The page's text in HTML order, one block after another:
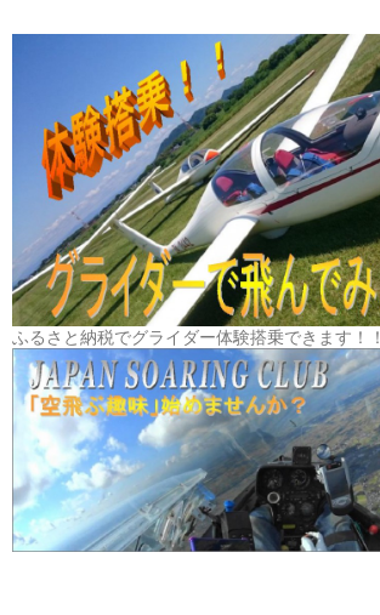
ふるさと納税でグライダー体験搭乗できます！！